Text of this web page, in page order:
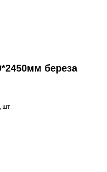
береза
шт